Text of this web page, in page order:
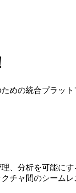
めの統合プラット
、分析を可能に
チャ間のシームレ